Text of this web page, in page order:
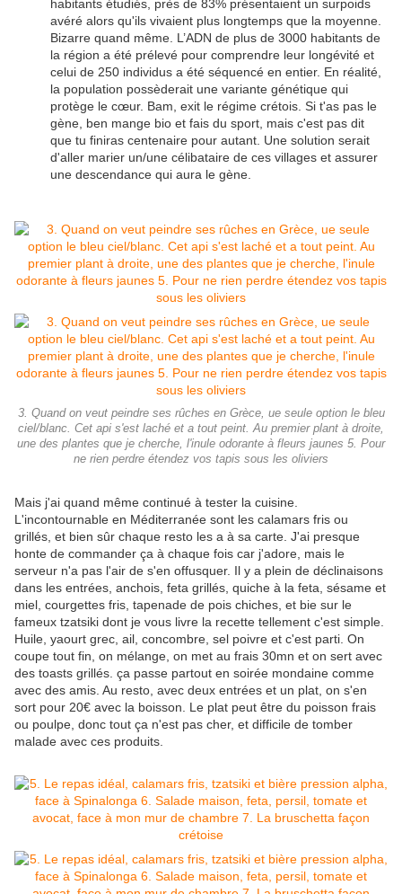
habitants étudiés, près de 83% présentaient un surpoids
avéré alors qu'ils vivaient plus longtemps que la moyenne.
Bizarre quand même. L’ADN de plus de 3000 habitants de
la région a été prélevé pour comprendre leur longévité et
celui de 250 individus a été séquencé en entier. En réalité,
la population possèderait une variante génétique qui
protège le cœur. Bam, exit le régime crétois. Si t'as pas le
gène, ben mange bio et fais du sport, mais c'est pas dit
que tu finiras centenaire pour autant. Une solution serait
d'aller marier un/une célibataire de ces villages et assurer
une descendance qui aura le gène.
3. Quand on veut peindre ses rûches en Grèce, ue seule option le bleu
ciel/blanc. Cet api s'est laché et a tout peint. Au premier plant à droite,
une des plantes que je cherche, l'inule odorante à fleurs jaunes 5. Pour
ne rien perdre étendez vos tapis sous les oliviers
Mais j'ai quand même continué à tester la cuisine.
L'incontournable en Méditerranée sont les calamars fris ou
grillés, et bien sûr chaque resto les a à sa carte. J'ai presque
honte de commander ça à chaque fois car j'adore, mais le
serveur n'a pas l'air de s'en offusquer. Il y a plein de déclinaisons
dans les entrées, anchois, feta grillés, quiche à la feta, sésame et
miel, courgettes fris, tapenade de pois chiches, et bie sur le
fameux tzatsiki dont je vous livre la recette tellement c'est simple.
Huile, yaourt grec, ail, concombre, sel poivre et c'est parti. On
coupe tout fin, on mélange, on met au frais 30mn et on sert avec
des toasts grillés. ça passe partout en soirée mondaine comme
avec des amis. Au resto, avec deux entrées et un plat, on s'en
sort pour 20€ avec la boisson. Le plat peut être du poisson frais
ou poulpe, donc tout ça n'est pas cher, et difficile de tomber
malade avec ces produits.